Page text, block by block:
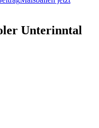
Unterinntal